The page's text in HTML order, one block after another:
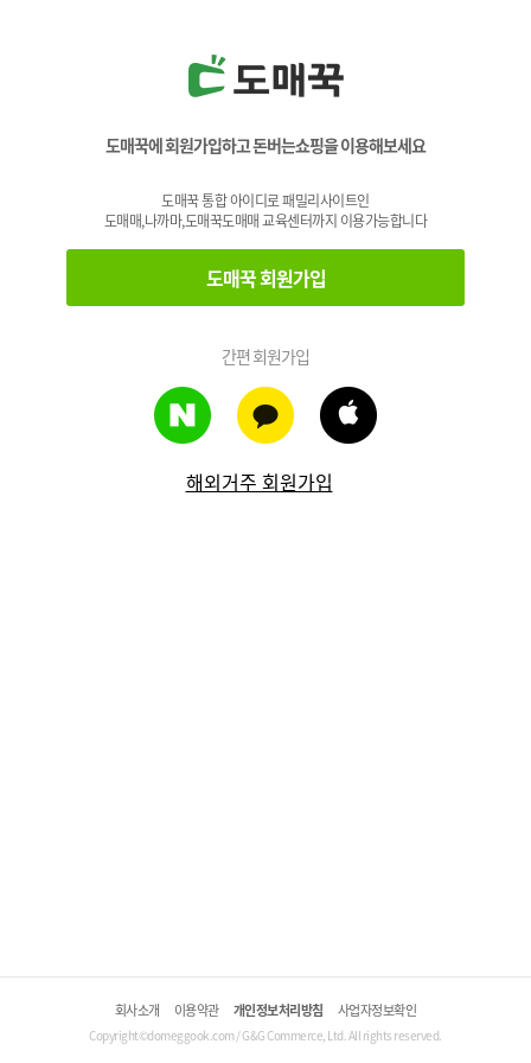
도매꾹에 회원가입하고 돈버는쇼핑을 이용해보세요
도매꾹 통합 아이디로 패밀리사이트인
도매매,나까마,도매꾹도매매 교육센터까지 이용가능합니다
도매꾹 회원가입
간편 회원가입
해외거주 회원가입
회사소개 이용약관 개인정보처리방침 사업자정보확인
Copyright©domeggook.com / G&G Commerce, Ltd. All rights reserved.